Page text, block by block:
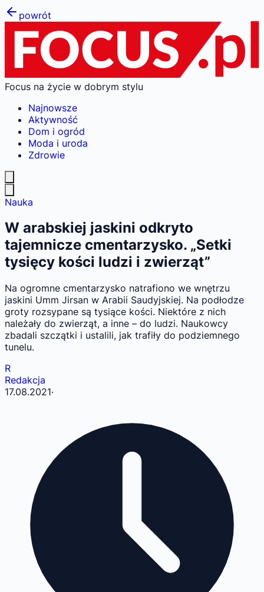
powrót
Focus na życie w dobrym stylu
Najnowsze
Aktywność
Dom i ogród
Moda i uroda
Zdrowie
Nauka
W arabskiej jaskini odkryto
tajemnicze cmentarzysko. „Setki
tysięcy kości ludzi i zwierząt”
Na ogromne cmentarzysko natrafiono we wnętrzu
jaskini Umm Jirsan w Arabii Saudyjskiej. Na podłodze
groty rozsypane są tysiące kości. Niektóre z nich
należały do zwierząt, a inne – do ludzi. Naukowcy
zbadali szczątki i ustalili, jak trafiły do podziemnego
tunelu.
R
Redakcja
17.08.2021·